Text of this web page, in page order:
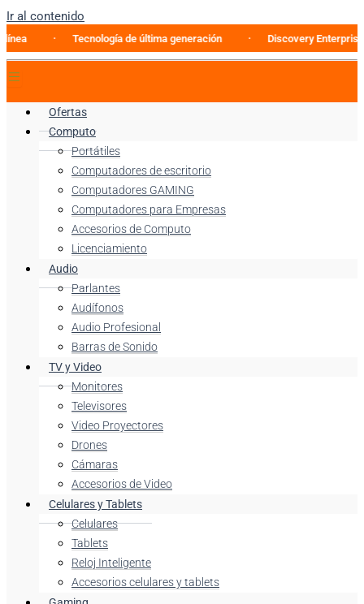
Ir al contenido
Tecnología de última generación Discovery Enterprise
Ofertas
Computo
Portátiles
Computadores de escritorio
Computadores GAMING
Computadores para Empresas
Accesorios de Computo
Licenciamiento
Audio
Parlantes
Audífonos
Audio Profesional
Barras de Sonido
TV y Video
Monitores
Televisores
Video Proyectores
Drones
Cámaras
Accesorios de Video
Celulares y Tablets
Celulares
Tablets
Reloj Inteligente
Accesorios celulares y tablets